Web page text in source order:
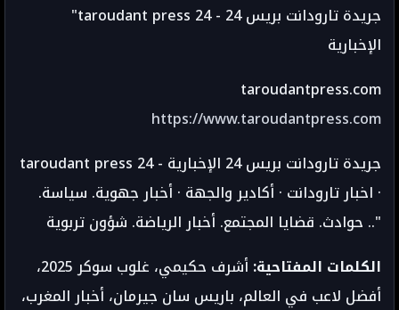
"taroudant press 24 - جريدة تارودانت بريس 24
الإخبارية
taroudantpress.com
https://www.taroudantpress.com
taroudant press 24 - جريدة تارودانت بريس 24 الإخبارية
· اخبار تارودانت · أكادير والجهة · أخبار جهوية. سياسة.
حوادث. قضايا المجتمع. أخبار الرياضة. شؤون تربوية .."
الكلمات المفتاحية:
أشرف حكيمي، غلوب سوكر 2025،
أفضل لاعب في العالم، باريس سان جيرمان، أخبار المغرب،